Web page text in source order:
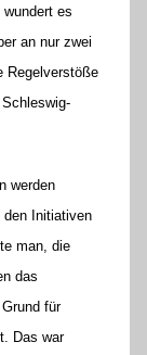
es
an nur zwei
Regelverstöße
werden
den Initiativen
man, die
das
für
Das war